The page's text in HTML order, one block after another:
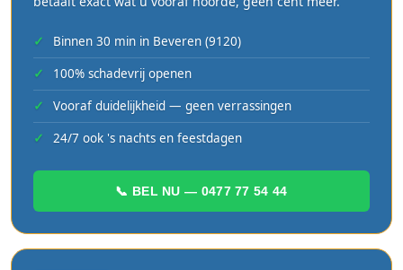
Binnen 30 min in Beveren (9120)
100% schadevrij openen
Vooraf duidelijkheid — geen verrassingen
24/7 ook 's nachts en feestdagen
📞 BEL NU — 0477 77 54 44